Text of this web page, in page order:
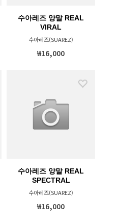
수아레즈 양말 REAL
VIRAL
수아레즈(SUAREZ)
₩16,000
수아레즈 양말 REAL
SPECTRAL
수아레즈(SUAREZ)
₩16,000